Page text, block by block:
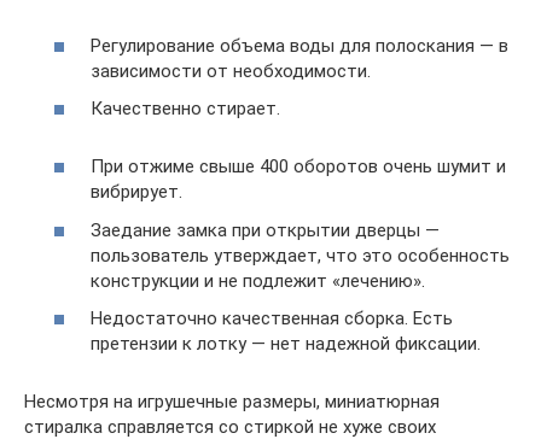
Регулирование объема воды для полоскания — в
зависимости от необходимости.
Качественно стирает.
При отжиме свыше 400 оборотов очень шумит и
вибрирует.
Заедание замка при открытии дверцы —
пользователь утверждает, что это особенность
конструкции и не подлежит «лечению».
Недостаточно качественная сборка. Есть
претензии к лотку — нет надежной фиксации.
Несмотря на игрушечные размеры, миниатюрная
стиралка справляется со стиркой не хуже своих